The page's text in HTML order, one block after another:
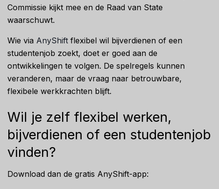
Commissie kijkt mee en de Raad van State
waarschuwt.
Wie via AnyShift flexibel wil bijverdienen of een
studentenjob zoekt, doet er goed aan de
ontwikkelingen te volgen. De spelregels kunnen
veranderen, maar de vraag naar betrouwbare,
flexibele werkkrachten blijft.
Wil je zelf flexibel werken,
bijverdienen of een studentenjob
vinden?
Download dan de gratis AnyShift-app: